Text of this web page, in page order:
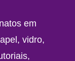
em
vidro,